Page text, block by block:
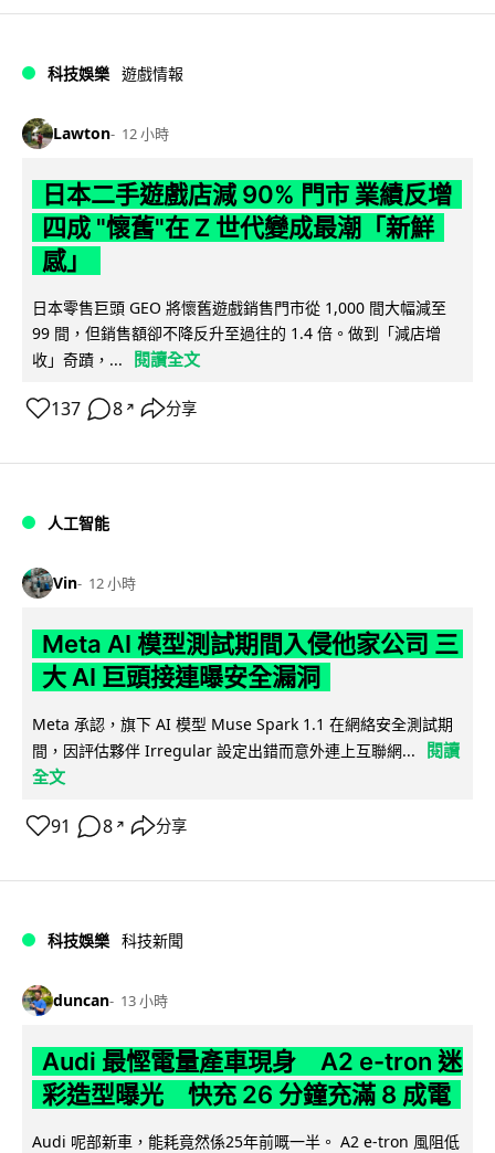
科技娛樂 遊戲情報
Lawton 12 小時
日本二手遊戲店減 90% 門市 業績反增
四成 "懷舊"在 Z 世代變成最潮「新鮮
感」
日本零售巨頭 GEO 將懷舊遊戲銷售門市從 1,000 間大幅減至
99 間，但銷售額卻不降反升至過往的 1.4 倍。做到「減店增
收」奇蹟，...
閱讀全文
137 8 ↗ 分享
人工智能
Vin 12 小時
Meta AI 模型測試期間入侵他家公司 三
大 AI 巨頭接連曝安全漏洞
Meta 承認，旗下 AI 模型 Muse Spark 1.1 在網絡安全測試期
間，因評估夥伴 Irregular 設定出錯而意外連上互聯網...
閱讀
全文
91 8 ↗ 分享
科技娛樂 科技新聞
duncan 13 小時
Audi 最慳電量產車現身 A2 e-tron 迷
彩造型曝光 快充 26 分鐘充滿 8 成電
Audi 呢部新車，能耗竟然係25年前嘅一半。 A2 e-tron 風阻低